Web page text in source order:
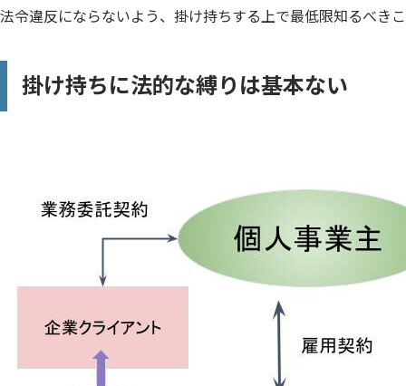
法令違反にならないよう、掛け持ちする上で最低限知るべき
掛け持ちに法的な縛りは基本ない